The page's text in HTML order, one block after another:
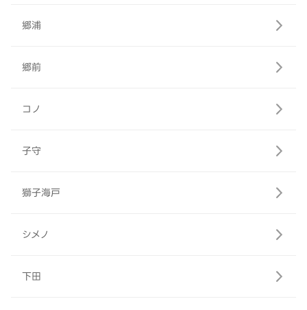
郷浦
郷前
コノ
子守
獅子海戸
シメノ
下田